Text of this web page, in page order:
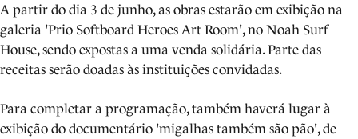
A partir do dia 3 de junho, as obras estarão em exibição na
galeria 'Prio Softboard Heroes Art Room', no Noah Surf
House, sendo expostas a uma venda solidária. Parte das
receitas serão doadas às instituições convidadas.
Para completar a programação, também haverá lugar à
exibição do documentário 'migalhas também são pão', de